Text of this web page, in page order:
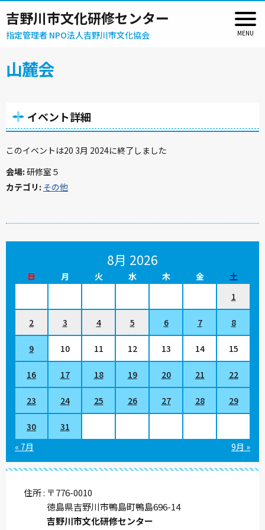
吉野川市文化研修センター
指定管理者 NPO法人吉野川市文化協会
山麓会
イベント詳細
このイベントは20 3月 2024に終了しました
会場: 研修室５
カテゴリ: その他
8月 2026
日 月 火 水 木 金
土
1
2 3 4 5 6 7 8
9 10 11 12 13 14 15
16 17 18 19 20 21 22
23 24 25 26 27 28 29
30
31
« 7月
9月 »
住所 〒776-0010
徳島県吉野川市鴨島町鴨島696-14
吉野川市文化研修センター